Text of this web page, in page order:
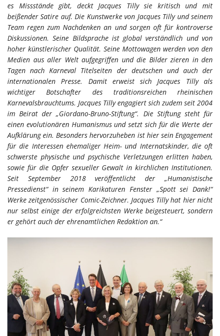
es Missstände gibt, deckt Jacques Tilly sie kritisch und mit
beißender Satire auf. Die Kunstwerke von Jacques Tilly und seinem
Team regen zum Nachdenken an und sorgen oft für kontroverse
Diskussionen. Seine Bildsprache ist global verständlich und von
hoher künstlerischer Qualität. Seine Mottowagen werden von den
Medien aus aller Welt aufgegriffen und die Bilder zieren in den
Tagen nach Karneval Titelseiten der deutschen und auch der
internationalen Presse. Damit erweist sich Jacques Tilly als
wichtiger Botschafter des traditionsreichen rheinischen
Karnevalsbrauchtums. Jacques Tilly engagiert sich zudem seit 2004
im Beirat der „Giordano-Bruno-Stiftung“. Die Stiftung steht für
einen evolutionären Humanismus und setzt sich für die Werte der
Aufklärung ein. Besonders hervorzuheben ist hier sein Engagement
für die Interessen ehemaliger Heim- und Internatskinder, die oft
schwerste physische und psychische Verletzungen erlitten haben,
sowie für die Opfer sexueller Gewalt in kirchlichen Institutionen.
Seit September 2018 veröffentlicht der „Humanistische
Pressedienst“ in seinem Karikaturen Fenster „Spott sei Dank!“
Werke zeitgenössischer Comic-Zeichner. Jacques Tilly hat hier nicht
nur selbst einige der erfolgreichsten Werke beigesteuert, sondern
er gehört auch der ehrenamtlichen Redaktion an.“